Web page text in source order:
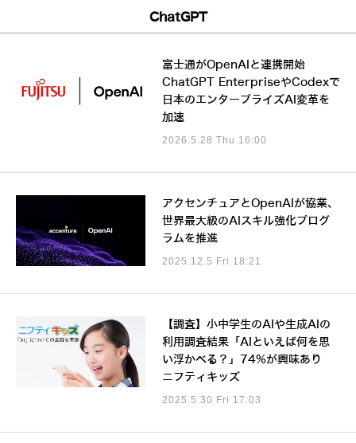
ChatGPT
富士通がOpenAIと連携開始
ChatGPT EnterpriseやCodexで
日本のエンタープライズAI変革を
加速
2026.5.28 Thu 16:00
アクセンチュアとOpenAIが協業、
世界最大級のAIスキル強化プログ
ラムを推進
2025.12.5 Fri 18:21
【調査】小中学生のAIや生成AIの
利用調査結果「AIといえば何を思
い浮かべる？」74%が興味あり
ニフティキッズ
2025.5.30 Fri 17:03